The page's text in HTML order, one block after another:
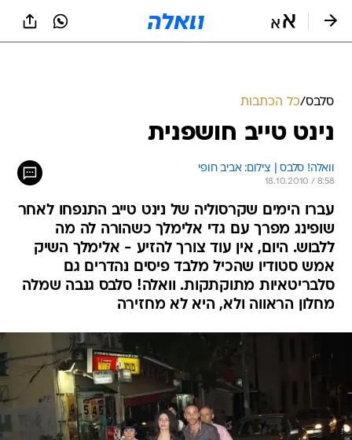
סלבס/כל הכתבות
נינט טייב חושפנית
וואלה! סלבס | צילום: אביב חופי
18.10.2010 / 8:58
עברו הימים שקרסוליה של נינט טייב התנפחו לאחר
שופינג מפרך עם גדי אלימלך כשהורה לה מה
ללבוש. היום, אין עוד צורך להזיע - אלימלך השיק
אמש סטודיו שהכיל מלבד פיסים נהדרים גם
סלבריטאיות מתוקתקות. וואלה! סלבס גנבה שמלה
מחלון הראווה ולא, היא לא מחזירה